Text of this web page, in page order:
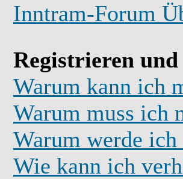
Inntram-Forum
Registrieren
Warum kann ich
Warum muss ich
Warum werde
Wie kann ich